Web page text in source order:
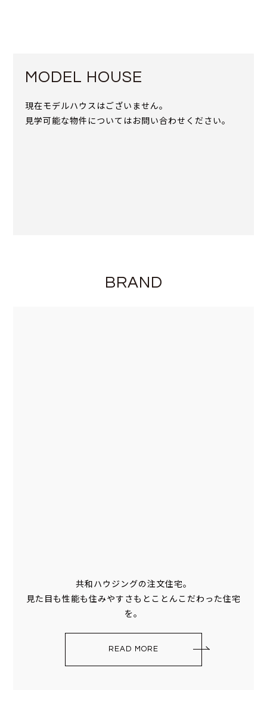
MODEL HOUSE
現在モデルハウスはございません。
見学可能な物件についてはお問い合わせください。
BRAND
共和ハウジングの注文住宅。
見た目も性能も住みやすさもとことんこだわった住宅
を。
READ MORE